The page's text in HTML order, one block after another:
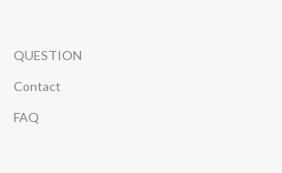
QUESTION
Contact
FAQ